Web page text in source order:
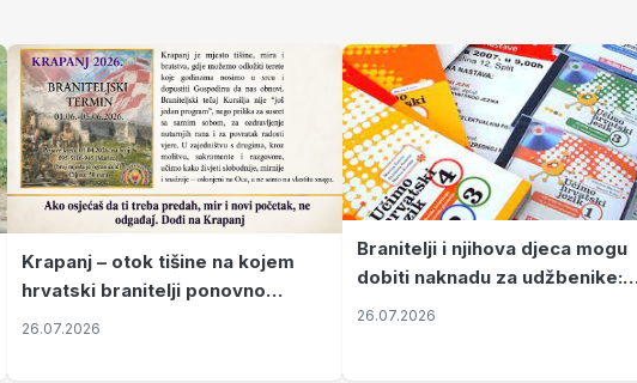
Krapanj – otok tišine na kojem
hrvatski branitelji ponovno
pronalaze mir
26.07.2026
Branitelji i njihova djeca mogu
dobiti naknadu za udžbenike:
zahtjevi se podnose do 31.
26.07.2026